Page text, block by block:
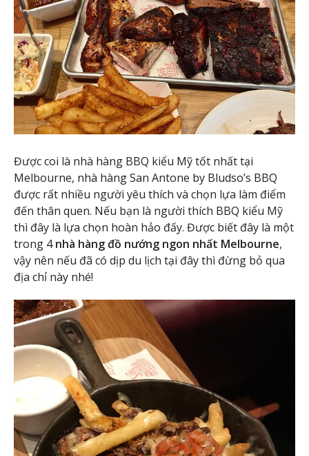
Được coi là nhà hàng BBQ kiểu Mỹ tốt nhất tại
Melbourne, nhà hàng San Antone by Bludso’s BBQ
được rất nhiều người yêu thích và chọn lựa làm điểm
đến thân quen. Nếu bạn là người thích BBQ kiểu Mỹ
thì đây là lựa chọn hoàn hảo đấy. Được biết đây là một
trong 4nhà hàng đồ nướng ngon nhất Melbourne,
vậy nên nếu đã có dịp du lịch tại đây thì đừng bỏ qua
địa chỉ này nhé!